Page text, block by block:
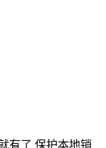
有了 保护本地销